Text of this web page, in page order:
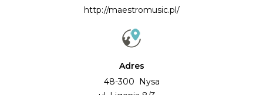
http://maestromusic.pl/
Adres
48-300 Nysa